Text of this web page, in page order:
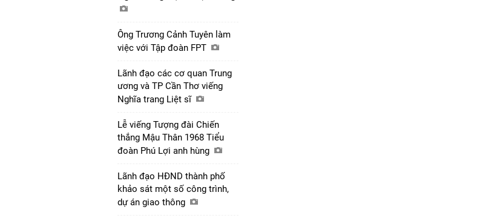
Ông Trương Cảnh Tuyên làm
việc với Tập đoàn FPT
Lãnh đạo các cơ quan Trung
ương và TP Cần Thơ viếng
Nghĩa trang Liệt sĩ
Lễ viếng Tượng đài Chiến
thắng Mậu Thân 1968 Tiểu
đoàn Phú Lợi anh hùng
Lãnh đạo HĐND thành phố
khảo sát một số công trình,
dự án giao thông